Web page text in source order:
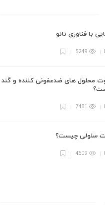
با فناوری نانو
5249
محلول های ضدعفونی کننده و گند
7481
سلولی چیست؟
4609